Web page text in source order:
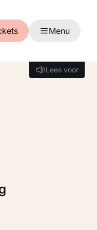
Menu
Lees voor
Lees voor